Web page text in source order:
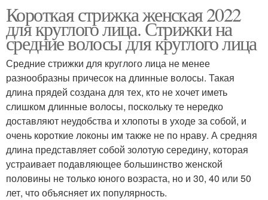
Короткая стрижка женская 2022
для круглого лица. Стрижки на
средние волосы для круглого лица
Средние стрижки для круглого лица не менее
разнообразны причесок на длинные волосы. Такая
длина прядей создана для тех, кто не хочет иметь
слишком длинные волосы, поскольку те нередко
доставляют неудобства и хлопоты в уходе за собой, и
очень короткие локоны им также не по нраву. А средняя
длина представляет собой золотую середину, которая
устраивает подавляющее большинство женской
половины не только юного возраста, но и 30, 40 или 50
лет, что объясняет их популярность.